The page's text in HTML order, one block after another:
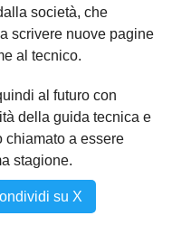
società, che
scrivere nuove pagine
al tecnico.
al futuro con
della guida tecnica e
chiamato a essere
stagione.
su X